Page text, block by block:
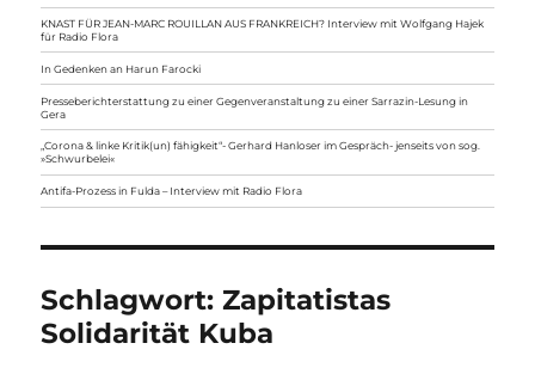
KNAST FÜR JEAN-MARC ROUILLAN AUS FRANKREICH? Interview mit Wolfgang Hajek
für Radio Flora
In Gedenken an Harun Farocki
Presseberichterstattung zu einer Gegenveranstaltung zu einer Sarrazin-Lesung in
Gera
„Corona & linke Kritik(un) fähigkeit“- Gerhard Hanloser im Gespräch- jenseits von sog.
»Schwurbelei«
Antifa-Prozess in Fulda – Interview mit Radio Flora
Schlagwort:Zapitatistas
Solidarität Kuba